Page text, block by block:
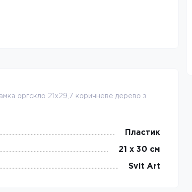
оргскло 21х29,7 коричневе дерево з
Пластик
21 х 30 см
Svit Art